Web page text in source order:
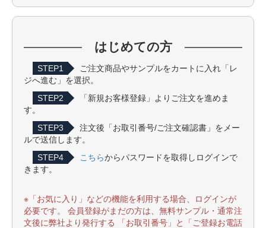
はじめての方
STEP1
ご注文商品やサンプルをカートに入れ「レ
ジへ進む」を選択。
STEP2
「新規お客様登録」よりご注文を進めま
す。
STEP3
注文後「お取引番号/ご注文確認書」をメー
ルで送信します。
STEP4
こちらからパスワードを取得しログインで
きます。
※「お気に入り」などの機能を利用する場合、ログインが
必要です。 会員登録がまだの方は、無料サンプル・通常注
文後に弊社より発行する 「お取引番号」と「ご登録お電話